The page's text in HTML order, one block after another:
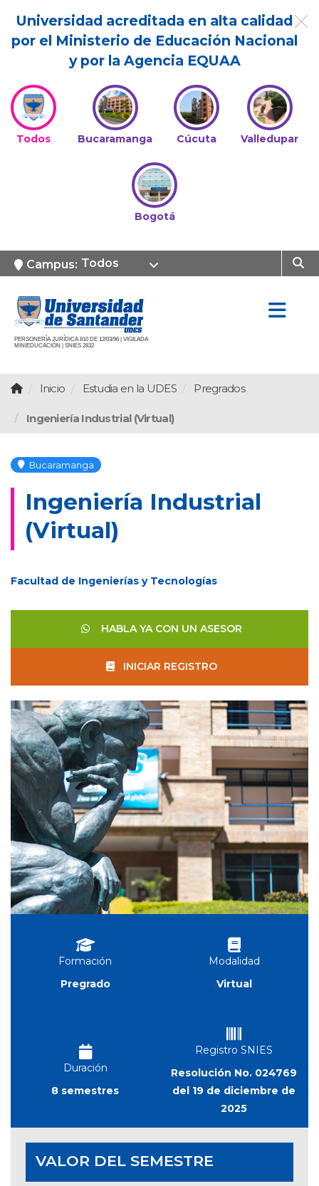
Universidad acreditada en alta calidad
por el Ministerio de Educación Nacional
y por la Agencia EQUAA
Todos Bucaramanga Cúcuta Valledupar
Bogotá
Campus: Todos
PERSONERÍA JURÍDICA 810 DE 12/03/96 | VIGILADA
MINIEDUCACIÓN | SNIES 2832
Inicio Estudia en la UDES Pregrados
Ingeniería Industrial (Virtual)
Bucaramanga
Ingeniería Industrial
(Virtual)
Facultad de Ingenierías y Tecnologías
HABLA YA CON UN ASESOR
INICIAR REGISTRO
Formación
Pregrado
Modalidad
Virtual
Duración
8 semestres
Registro SNIES
Resolución No. 024769
del 19 de diciembre de
2025
VALOR DEL SEMESTRE